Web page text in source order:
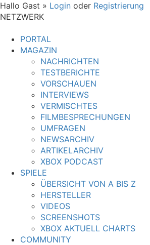
Hallo Gast » Login oder Registrierung
NETZWERK
PORTAL
MAGAZIN
NACHRICHTEN
TESTBERICHTE
VORSCHAUEN
INTERVIEWS
VERMISCHTES
FILMBESPRECHUNGEN
UMFRAGEN
NEWSARCHIV
ARTIKELARCHIV
XBOX PODCAST
SPIELE
ÜBERSICHT VON A BIS Z
HERSTELLER
VIDEOS
SCREENSHOTS
XBOX AKTUELL CHARTS
COMMUNITY